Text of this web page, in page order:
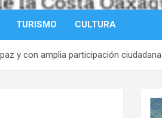
TURISMO CULTURA
y con amplia participación ciudadana